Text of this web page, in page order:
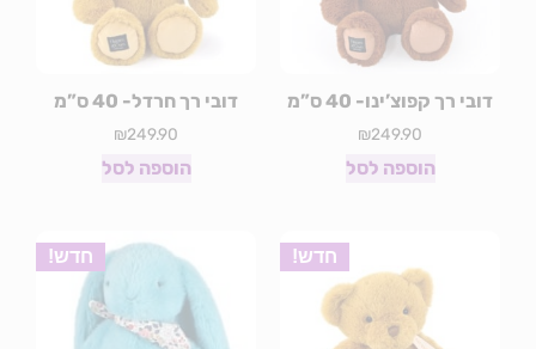
דובי רך קפוצ’ינו- 40 ס”מ
₪249.90
הוספה לסל
דובי רך חרדל- 40 ס”מ
₪249.90
הוספה לסל
חדש! חדש!